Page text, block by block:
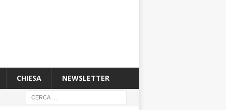
CHIESA NEWSLETTER